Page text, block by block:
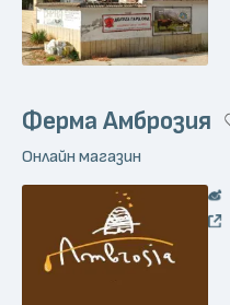
Ферма Амброзия
Онлайн магазин